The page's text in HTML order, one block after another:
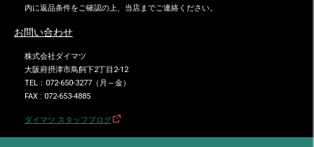
内に返品条件をご確認の上、当店までご連絡ください。
お問い合わせ
株式会社ダイマツ
大阪府摂津市鳥飼下2丁目2-12
TEL：072-650-3277（月～金）
FAX : 072-653-4885
ダイマツ スタッフブログ